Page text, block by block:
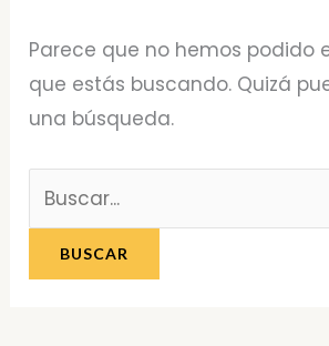
Parece que no hemos podido
que estás buscando. Quizá
una búsqueda.